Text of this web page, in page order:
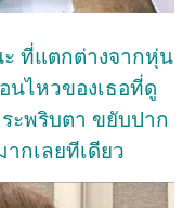
ที่แตกต่างจากหุ่น
นไหวของเธอที่ดู
ะพริบตา ขยับปาก
กเลยทีเดียว